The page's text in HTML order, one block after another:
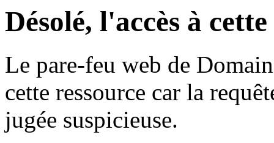
Désolé, l'accès à
Le pare-feu web de
cette ressource car la
jugée suspicieuse.